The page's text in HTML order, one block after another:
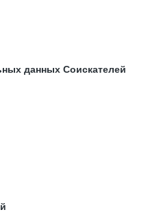
данных Соискателей